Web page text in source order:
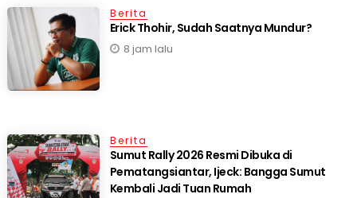
Berita
Erick Thohir, Sudah Saatnya Mundur?
8 jam lalu
Berita
Sumut Rally 2026 Resmi Dibuka di
Pematangsiantar, Ijeck: Bangga Sumut
Kembali Jadi Tuan Rumah